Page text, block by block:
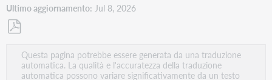
Ultimo aggiornamento Jul 8, 2026
come
PDF
Questa pagina potrebbe essere generata da una traduzione
automatica. La qualità e l'accuratezza della traduzione
automatica possono variare significativamente da un testo